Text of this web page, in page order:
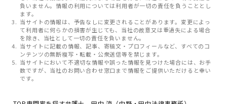
負いません。情報の利用については利用者が一切の責任を負うこととし
ます。
当サイトの情報は、予告なしに変更されることがあります。変更によっ
て利用者に何らかの損害が生じても、当社の故意又は重過失による場合
を除き、当社として一切の責任を負いません。
当サイトに記載の情報、記事、寄稿文・プロフィールなど、すべてのコ
ンテンツの無断複写・転載・公衆送信等を禁じます。
当サイトにおいて不適切な情報や誤った情報を見つけた場合には、お手
数ですが、当社のお問い合わせ窓口まで情報をご提供いただけると幸い
です。